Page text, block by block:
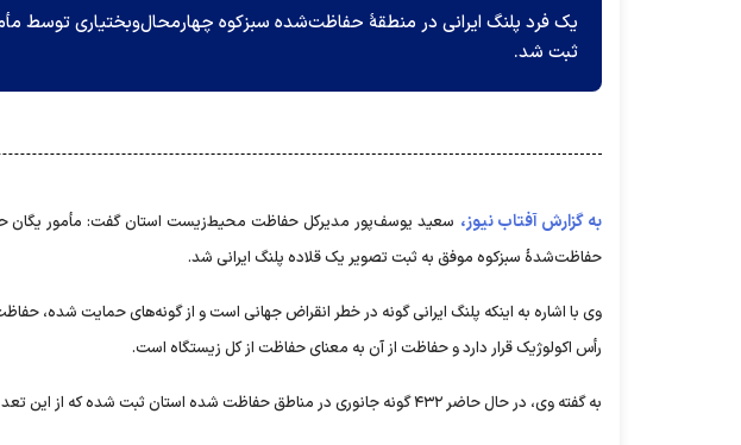
یک فرد پلنگ ایرانی در منطقۀ حفاظت‌شده سبزکوه چهارمحال‌وبختیاری توسط
ثبت شد.
به گزارش آفتاب نیوز، سعید یوسف‌پور مدیرکل حفاظت محیط‌زیست استان گفت: مأمور
حفاظت‌شدۀ سبزکوه موفق به ثبت تصویر یک قلاده پلنگ ایرانی شد.
وی با اشاره به اینکه پلنگ ایرانی گونه در خطر انقراض جهانی است و از گونه‌های حمایت شده،
رأس اکولوژیک قرار دارد و حفاظت از آن به معنای حفاظت از کل زیستگاه است.
به گفته وی، در حال حاضر ۴۳۲ گونه جانوری در مناطق حفاظت شده استان ثبت شده که از این تعداد، ۴۶ گونه از مجموع پستانداران به شمار می‌روند.